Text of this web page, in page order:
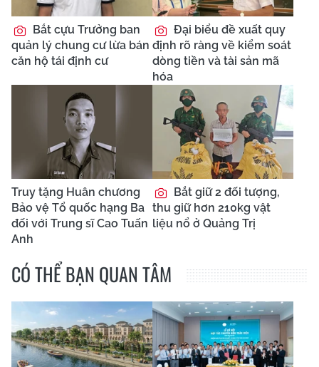
Bắt cựu Trưởng ban
quản lý chung cư lừa bán
căn hộ tái định cư
Đại biểu đề xuất quy
định rõ ràng về kiểm soát
dòng tiền và tài sản mã
hóa
Truy tặng Huân chương
Bảo vệ Tổ quốc hạng Ba
đối với Trung sĩ Cao Tuấn
Anh
Bắt giữ 2 đối tượng,
thu giữ hơn 210kg vật
liệu nổ ở Quảng Trị
CÓ THỂ BẠN QUAN TÂM